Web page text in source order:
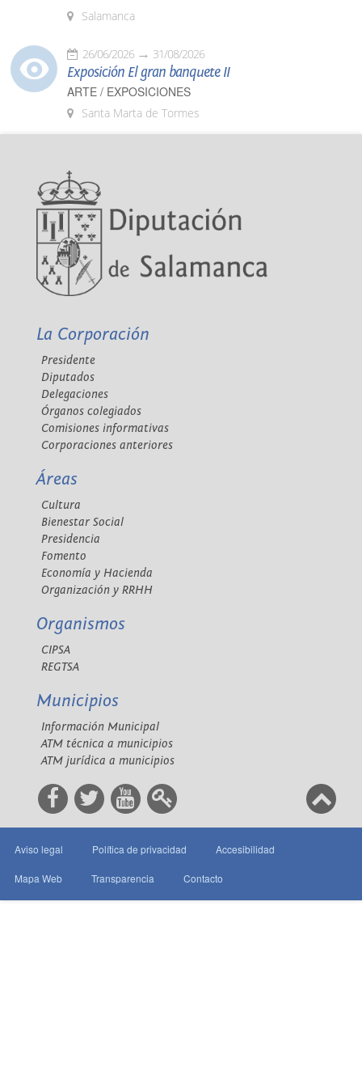
Salamanca
26/06/2026 31/08/2026
Exposición El gran banquete II
ARTE / EXPOSICIONES
Santa Marta de Tormes
La Corporación
Presidente
Diputados
Delegaciones
Órganos colegiados
Comisiones informativas
Corporaciones anteriores
Áreas
Cultura
Bienestar Social
Presidencia
Fomento
Economía y Hacienda
Organización y RRHH
Organismos
CIPSA
REGTSA
Municipios
Información Municipal
ATM técnica a municipios
ATM jurídica a municipios
Aviso legal Política de privacidad Accesibilidad
Mapa Web Transparencia Contacto